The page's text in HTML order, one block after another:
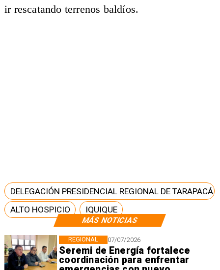
MÁS NOTICIAS
07/07/2026
Seremi de Energía fortalece
coordinación para enfrentar
REGIONAL
ir rescatando terrenos baldíos.
DELEGACIÓN PRESIDENCIAL REGIONAL DE TARAPACÁ
ALTO HOSPICIO
IQUIQUE